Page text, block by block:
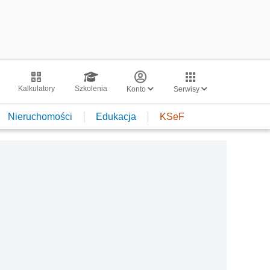
Kalkulatory Szkolenia Konto Serwisy
Nieruchomości Edukacja KSeF